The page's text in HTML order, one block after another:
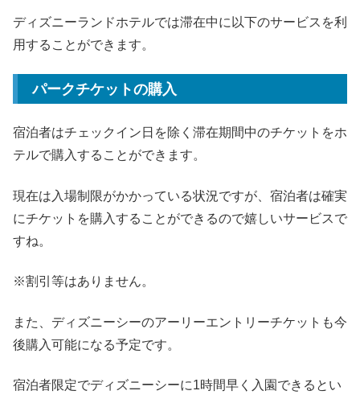
ディズニーランドホテルでは滞在中に以下のサービスを利
用することができます。
パークチケットの購入
宿泊者はチェックイン日を除く滞在期間中のチケットをホ
テルで購入することができます。
現在は入場制限がかかっている状況ですが、宿泊者は確実
にチケットを購入することができるので嬉しいサービスで
すね。
※割引等はありません。
また、ディズニーシーのアーリーエントリーチケットも今
後購入可能になる予定です。
宿泊者限定でディズニーシーに1時間早く入園できるとい